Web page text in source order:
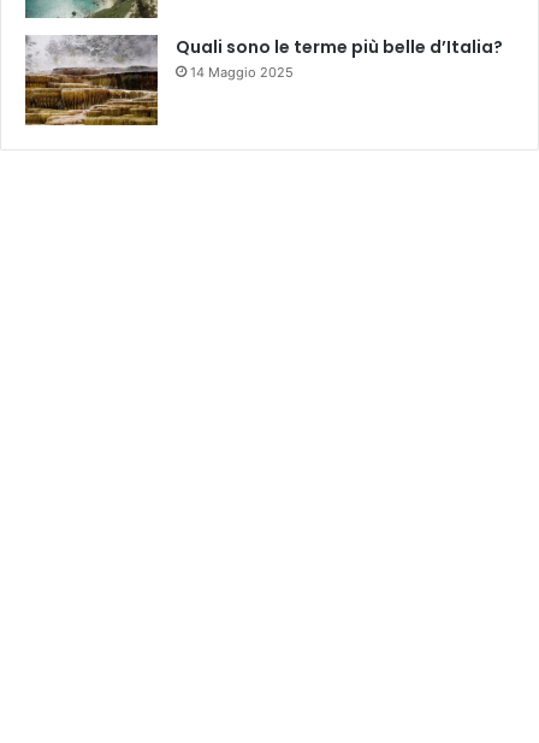
Quali sono le terme più belle d’Italia?
14 Maggio 2025